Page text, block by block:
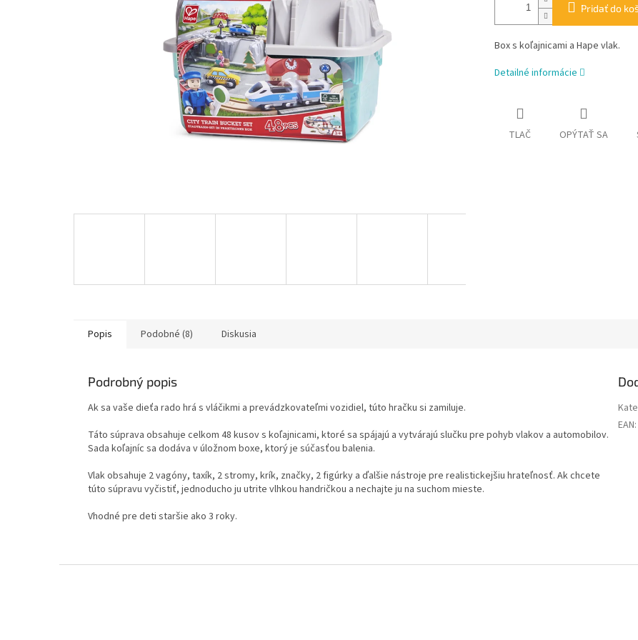
Pridať do
Box s koľajnicami a Hape vlak.
Detailné informácie
TLAČ OPÝTAŤ SA
Popis Podobné (8) Diskusia
Podrobný popis
Ak sa vaše dieťa rado hrá s vláčikmi a prevádzkovateľmi vozidiel, túto hračku si zamiluje.
Táto súprava obsahuje celkom 48 kusov s koľajnicami, ktoré sa spájajú a vytvárajú slučku pre pohyb vlakov a automobilov.
Sada koľajníc sa dodáva v úložnom boxe, ktorý je súčasťou balenia.
Vlak obsahuje 2 vagóny, taxík, 2 stromy, krík, značky, 2 figúrky a ďalšie nástroje pre realistickejšiu hrateľnosť. Ak chcete
túto súpravu vyčistiť, jednoducho ju utrite vlhkou handričkou a nechajte ju na suchom mieste.
Vhodné pre deti staršie ako 3 roky.
EAN: